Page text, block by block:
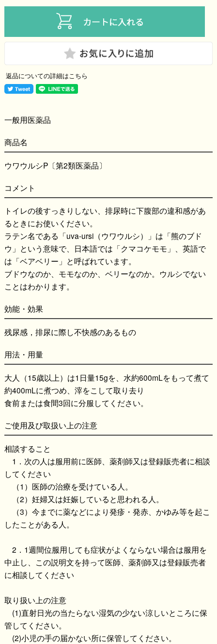
返品についての詳細はこちら
一般用医薬品
商品名
ウワウルシP〔第2類医薬品〕
コメント
トイレの後すっきりしない、排尿時に下腹部の違和感があ
るときにお使いください。
ラテン名である「uva-ursi（ウワウルシ）」は「熊のブド
ウ」という意味で、日本語では「クマコケモモ」、英語で
は「ベアベリー」と呼ばれています。
ブドウなのか、モモなのか、ベリーなのか。ウルシでない
ことはわかります。
効能・効果
残尿感，排尿に際し不快感のあるもの
用法・用量
大人（15歳以上）は1日量15gを、水約600mLをもって煮て
約400mLに煮つめ、滓をこして取り去り
食前または食間3回に分服してください。
ご使用及び取扱い上の注意
相談すること
1．次の人は服用前に医師、薬剤師又は登録販売者に相談
してください
（1）医師の治療を受けている人。
（2）妊婦又は妊娠していると思われる人。
（3）今までに薬などにより発疹・発赤、かゆみ等を起こ
したことがある人。
2．1週間位服用しても症状がよくならない場合は服用を
中止し、この説明文を持って医師、薬剤師又は登録販売者
に相談してください
取り扱い上の注意
(1)直射日光の当たらない湿気の少ない涼しいところに保
管してください。
(2)小児の手の届かない所に保管してください。